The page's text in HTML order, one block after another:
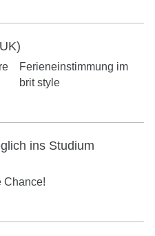
Ferieneinstimmung im
brit style
ins Studium
Chance!